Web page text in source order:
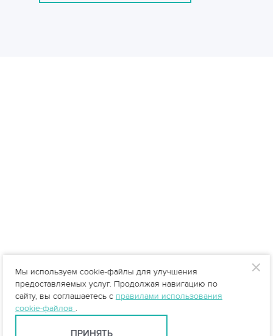
Мы используем cookie-файлы для улучшения
предоставляемых услуг. Продолжая навигацию по
сайту, вы соглашаетесь с правилами использования
cookie-файлов .